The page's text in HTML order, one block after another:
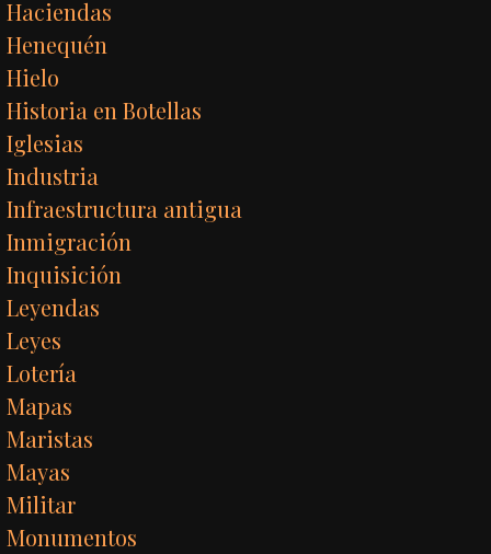
Haciendas
Henequén
Hielo
Historia en Botellas
Iglesias
Industria
Infraestructura antigua
Inmigración
Inquisición
Leyendas
Leyes
Lotería
Mapas
Maristas
Mayas
Militar
Monumentos